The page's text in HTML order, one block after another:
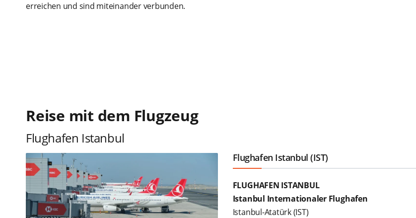
erreichen und sind miteinander verbunden.
Reise mit dem Flugzeug
Flughafen Istanbul
Flughafen Istanbul (IST)
FLUGHAFEN ISTANBUL
Istanbul Internationaler Flughafen
Istanbul-Atatürk (IST)